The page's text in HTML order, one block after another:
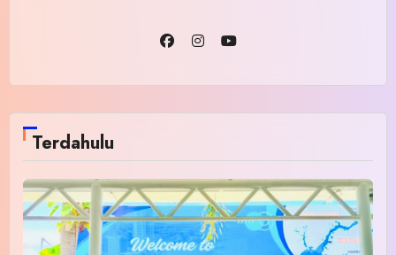
Terdahulu